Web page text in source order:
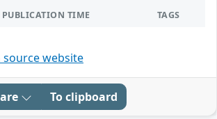
PUBLICATION TIME TAGS
website
To clipboard